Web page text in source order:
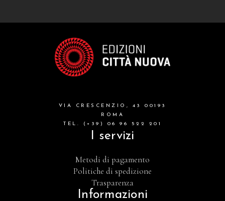
VIA CRESCENZIO, 43 00193
ROMA
TEL. (+39) 06 96 522 201
I servizi
Metodi di pagamento
Politiche di spedizione
Trasparenza
Informazioni